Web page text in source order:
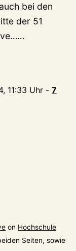
bei den
der 51
dritte
11:33 Uhr - 7
on Hochschule
Seiten, sowie